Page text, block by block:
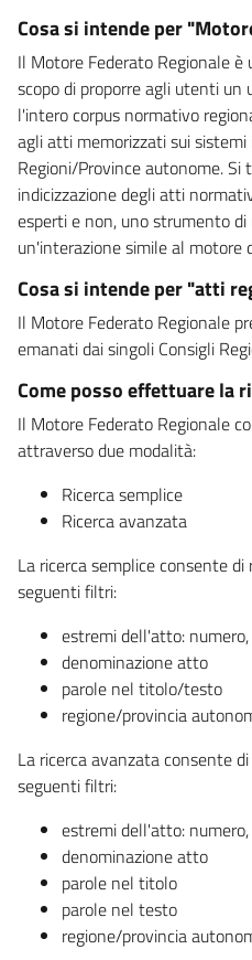
Cosa si intende per
Il Motore Federato Regionale
scopo di proporre agli utenti un
l'intero corpus normativo
agli atti memorizzati sui
Regioni/Province autonome.
indicizzazione degli atti
esperti e non, uno strumento
un'interazione simile al motore
Cosa si intende per "atti
Il Motore Federato Regionale
emanati dai singoli Consigli
Come posso effettuare la
Il Motore Federato Regionale
attraverso due modalità:
Ricerca semplice
Ricerca avanzata
La ricerca semplice consente
seguenti filtri:
estremi dell'atto:
denominazione atto
parole nel titolo/testo
regione/provincia
La ricerca avanzata consente
seguenti filtri:
estremi dell'atto:
denominazione atto
parole nel titolo
parole nel testo
regione/provincia